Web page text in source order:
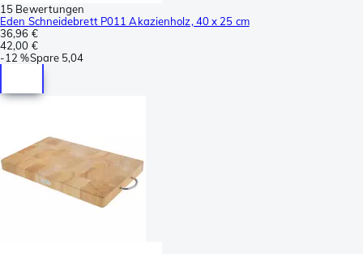
15 Bewertungen
Eden Schneidebrett P011 Akazienholz, 40 x 25 cm
36,96 €
42,00 €
-12 %Spare 5,04